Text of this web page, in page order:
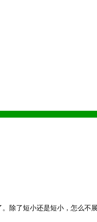
除了短小还是短小，怎么不